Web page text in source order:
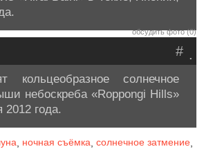
обсудить фото (0)
.
#
кольцеобразное солнечное
небоскреба «Roppongi Hills»
2012 года.
, ночная съёмка, солнечное затмение,